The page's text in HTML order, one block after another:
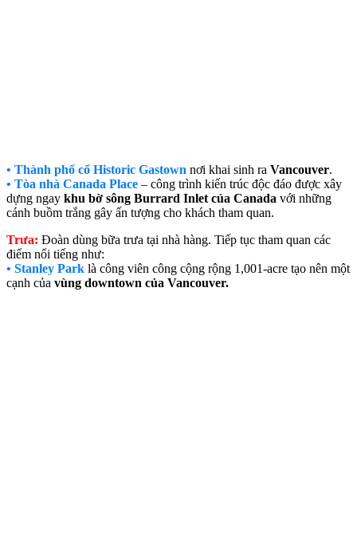
• Thành phố cổ Historic Gastown nơi khai sinh ra Vancouver.
• Tòa nhà Canada Place – công trình kiến trúc độc đáo được xây
dựng ngay khu bờ sông Burrard Inlet của Canada với những
cánh buồm trắng gây ấn tượng cho khách tham quan.
Trưa: Đoàn dùng bữa trưa tại nhà hàng. Tiếp tục tham quan các
điểm nổi tiếng như:
• Stanley Park là công viên công cộng rộng 1,001-acre tạo nên một
cạnh của vùng downtown của Vancouver.